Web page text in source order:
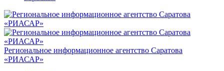
Региональное информационное агентство Саратова
«РИАСАР»